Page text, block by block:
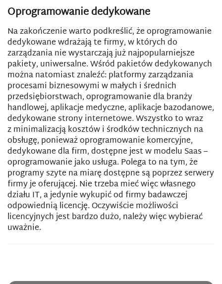
Oprogramowanie dedykowane
Na zakończenie warto podkreślić, że oprogramowanie
dedykowane wdrażają te firmy, w których do
zarządzania nie wystarczają już najpopularniejsze
pakiety, uniwersalne. Wśród pakietów dedykowanych
można natomiast znaleźć: platformy zarządzania
procesami biznesowymi w małych i średnich
przedsiębiorstwach, oprogramowanie dla branży
handlowej, aplikacje medyczne, aplikacje bazodanowe,
dedykowane strony internetowe. Wszystko to wraz
z minimalizacją kosztów i środków technicznych na
obsługę, ponieważ oprogramowanie komercyjne,
dedykowane dla firm, dostępne jest w modelu Saas –
oprogramowanie jako usługa. Polega to na tym, że
programy szyte na miarę dostępne są poprzez serwery
firmy je oferującej. Nie trzeba mieć więc własnego
działu IT, a jedynie wykupić od firmy badawczej
odpowiednią licencję. Oczywiście możliwości
licencyjnych jest bardzo dużo, należy więc wybierać
uważnie.